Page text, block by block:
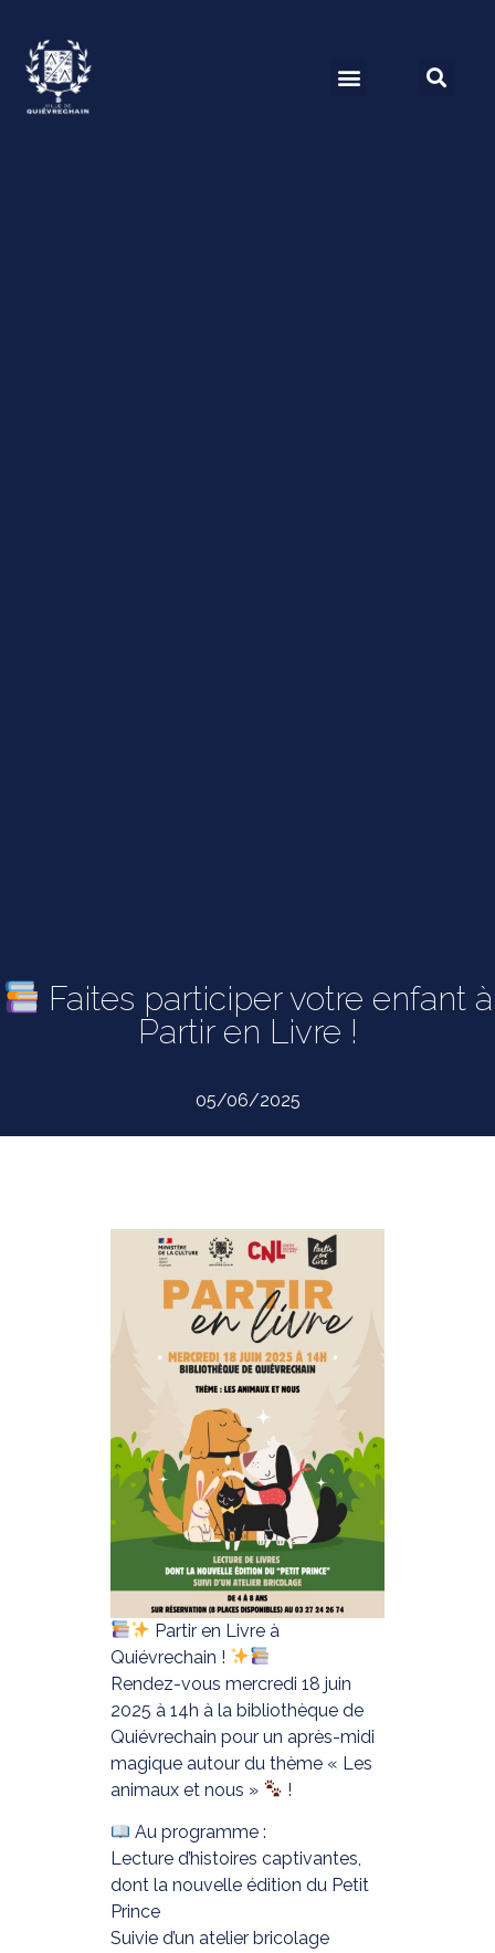
Faites participer votre enfant à
Partir en Livre !
05/06/2025
Partir en Livre à
Quiévrechain !
Rendez-vous mercredi 18 juin
2025 à 14h à la bibliothèque de
Quiévrechain pour un après-midi
magique autour du thème « Les
animaux et nous »
!
Au programme :
Lecture d’histoires captivantes,
dont la nouvelle édition du Petit
Prince
Suivie d’un atelier bricolage